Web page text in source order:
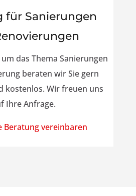
für Sanierungen
das Thema Sanierungen
beraten wir Sie gern
kostenlos. Wir freuen uns
Ihre Anfrage.
Beratung vereinbaren